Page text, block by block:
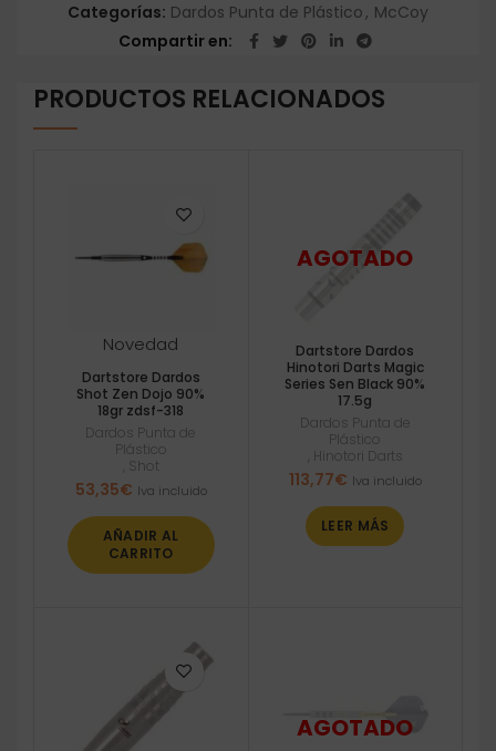
Categorías: Dardos Punta de Plástico, McCoy
Compartir en
PRODUCTOS RELACIONADOS
Novedad
Dartstore Dardos
Shot Zen Dojo 90%
18gr zdsf-318
Dardos Punta de
Plástico
Shot
53,35€ Iva incluido
AÑADIR AL
CARRITO
Dartstore Dardos
Hinotori Darts Magic
Series Sen Black 90%
17.5g
Dardos Punta de
Plástico
Hinotori Darts
113,77€ Iva incluido
LEER MÁS